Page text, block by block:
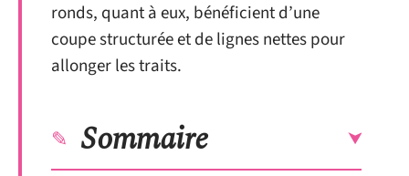
ronds, quant à eux, bénéficient d’une
coupe structurée et de lignes nettes pour
allonger les traits.
Sommaire